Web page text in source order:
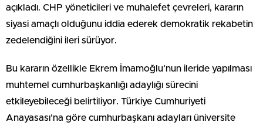
açıkladı. CHP yöneticileri ve muhalefet çevreleri, kararın
siyasi amaçlı olduğunu iddia ederek demokratik rekabetin
zedelendiğini ileri sürüyor.
Bu kararın özellikle Ekrem İmamoğlu’nun ileride yapılması
muhtemel cumhurbaşkanlığı adaylığı sürecini
etkileyebileceği belirtiliyor. Türkiye Cumhuriyeti
Anayasası’na göre cumhurbaşkanı adayları üniversite